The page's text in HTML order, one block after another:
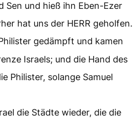
Sen und hieß ihn Eben-Ezer
hat uns der HERR geholfen.
gedämpft und kamen
Israels; und die Hand des
Philister, solange Samuel
die Städte wieder, die die